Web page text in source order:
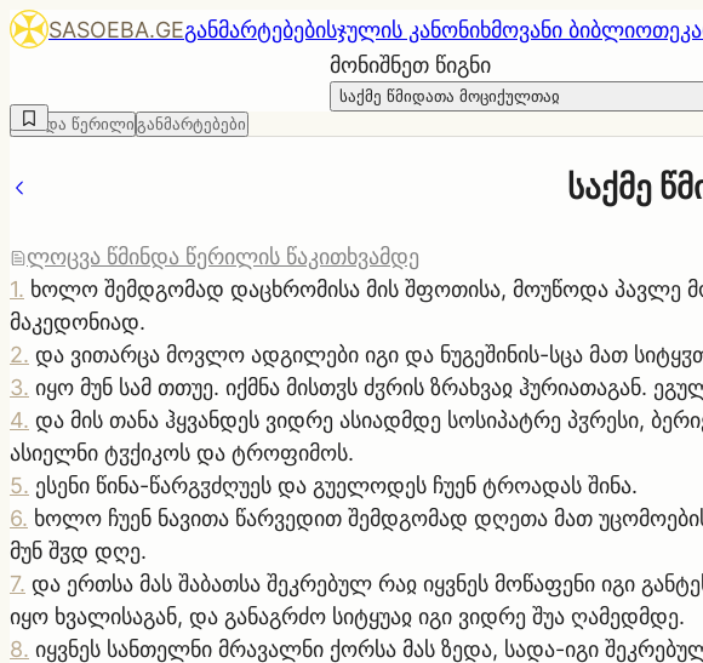
SASOEBA.GEგანმარტებებისჯულის კანონიხმოვანი ბიბლიოთეკა
მონიშნეთ წიგნი
საქმე წმიდათა მოციქულთაჲ
წმინდა წერილი განმარტებები
საქმე
ლოცვა წმინდა წერილის წაკითხვამდე
1. ხოლო შემდგომად დაცხრომისა მის შფოთისა, მოუწოდა პავლე
მაკედონიად.
2. და ვითარცა მოვლო ადგილები იგი და ნუგეშინის-სცა მათ
3. იყო მუნ სამ თთუე. იქმნა მისთჳს ძჳრის ზრახვაჲ ჰურიათაგან.
4. და მის თანა ჰყვანდეს ვიდრე ასიადმდე სოსიპატრე პჳრესი,
ასიელნი ტჳქიკოს და ტროფიმოს.
5. ესენი წინა-წარგჳძღუეს და გუელოდეს ჩუენ ტროადას შინა.
6. ხოლო ჩუენ ნავითა წარვედით შემდგომად დღეთა მათ
მუნ შჳდ დღე.
7. და ერთსა მას შაბათსა შეკრებულ რაჲ იყვნეს მოწაფენი იგი
იყო ხვალისაგან, და განაგრძო სიტყუაჲ იგი ვიდრე შუა ღამედმდე.
8. იყვნეს სანთელნი მრავალნი ქორსა მას ზედა, სადა-იგი